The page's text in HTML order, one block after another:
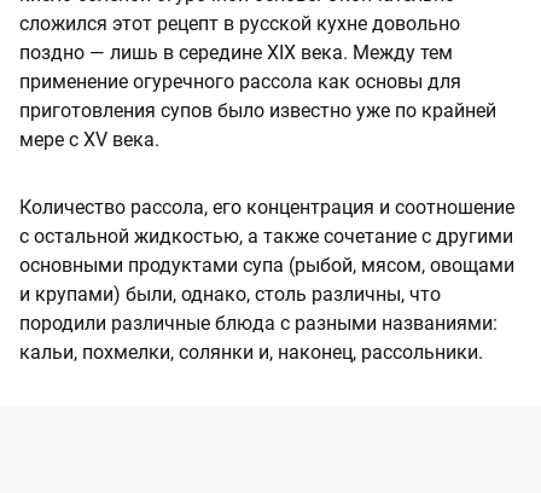
сложился этот рецепт в русской кухне довольно
поздно — лишь в середине XIX века. Между тем
применение огуречного рассола как основы для
приготовления супов было известно уже по крайней
мере с XV века.
Количество рассола, его концентрация и соотношение
с остальной жидкостью, а также сочетание с другими
основными продуктами супа (рыбой, мясом, овощами
и крупами) были, однако, столь различны, что
породили различные блюда с разными названиями:
кальи, похмелки, солянки и, наконец, рассольники.